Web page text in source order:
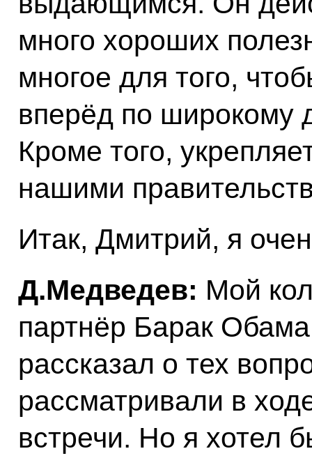
много хороших
многое для того,
вперёд по широкому
Кроме того,
нашими
Итак, Дмитрий, я
Д.Медведев: Мой
партнёр Барак
рассказал о тех
рассматривали в
встречи. Но я хотел